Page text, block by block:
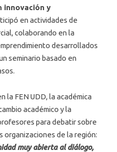
innovación y
en actividades de
colaborando en la
desarrollados
seminario basado en
la FEN UDD, la académica
académico y la
para debatir sobre
organizaciones de la región:
muy abierta al diálogo,